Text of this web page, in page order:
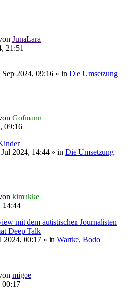
JunaLara
21:51
Sep 2024, 09:16 » in Die Umsetzung
Gofmann
09:16
Jul 2024, 14:44 » in Die Umsetzung
kimukke
14:44
mit dem autistischen Journalisten
Deep Talk
2024, 00:17 » in Wartke, Bodo
migoe
00:17